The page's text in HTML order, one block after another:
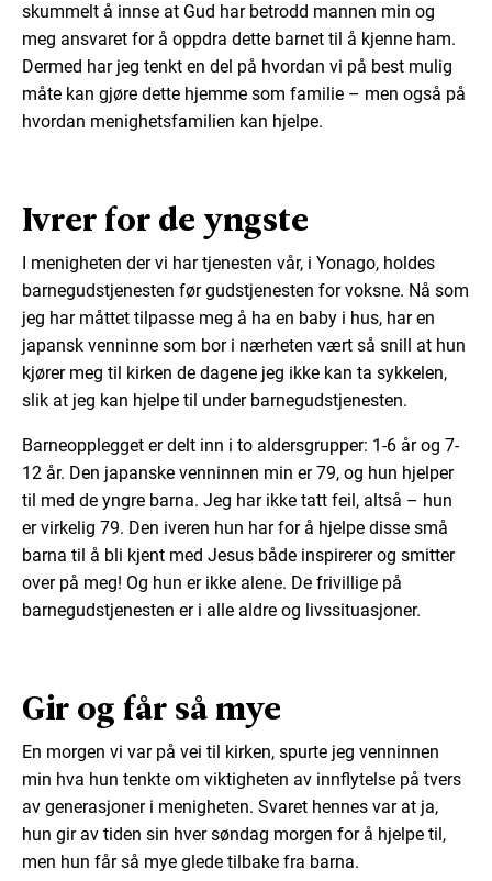
skummelt å innse at Gud har betrodd mannen min og
meg ansvaret for å oppdra dette barnet til å kjenne ham.
Dermed har jeg tenkt en del på hvordan vi på best mulig
måte kan gjøre dette hjemme som familie – men også på
hvordan menighetsfamilien kan hjelpe.
Ivrer for de yngste
I menigheten der vi har tjenesten vår, i Yonago, holdes
barnegudstjenesten før gudstjenesten for voksne. Nå som
jeg har måttet tilpasse meg å ha en baby i hus, har en
japansk venninne som bor i nærheten vært så snill at hun
kjører meg til kirken de dagene jeg ikke kan ta sykkelen,
slik at jeg kan hjelpe til under barnegudstjenesten.
Barneopplegget er delt inn i to aldersgrupper: 1-6 år og 7-
12 år. Den japanske venninnen min er 79, og hun hjelper
til med de yngre barna. Jeg har ikke tatt feil, altså – hun
er virkelig 79. Den iveren hun har for å hjelpe disse små
barna til å bli kjent med Jesus både inspirerer og smitter
over på meg! Og hun er ikke alene. De frivillige på
barnegudstjenesten er i alle aldre og livssituasjoner.
Gir og får så mye
En morgen vi var på vei til kirken, spurte jeg venninnen
min hva hun tenkte om viktigheten av innflytelse på tvers
av generasjoner i menigheten. Svaret hennes var at ja,
hun gir av tiden sin hver søndag morgen for å hjelpe til,
men hun får så mye glede tilbake fra barna.